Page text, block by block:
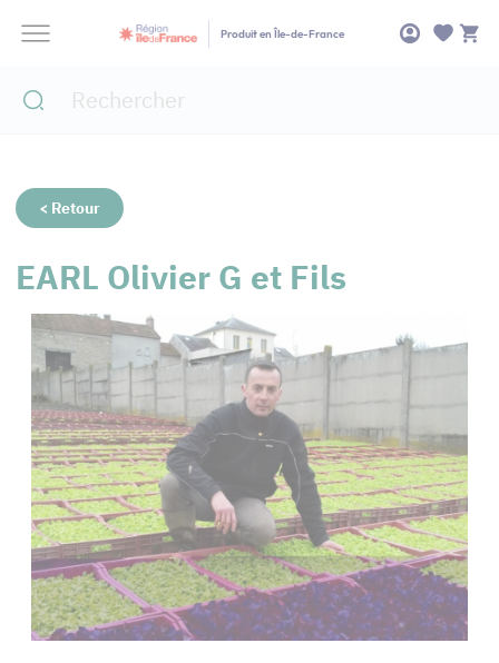
Produit en Île-de-France
< Retour
EARL Olivier G et Fils